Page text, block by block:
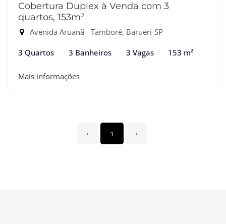
Cobertura Duplex à Venda com 3
quartos, 153m²
Avenida Aruanã - Tamboré, Barueri-SP
3 Quartos 3 Banheiros 3 Vagas 153 m²
Mais informações
‹ 1 ›